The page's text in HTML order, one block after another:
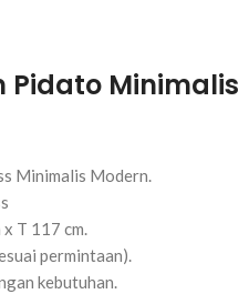
Pidato Minimalis
Minimalis Modern.
x T 117 cm.
permintaan).
kebutuhan.